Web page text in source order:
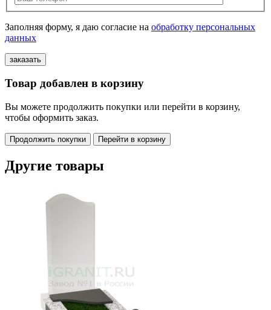
Заполняя форму, я даю согласие на обработку персональных
данных
Товар добавлен в корзину
Вы можете продолжить покупки или перейти в корзину,
чтобы оформить заказ.
Продолжить покупки Перейти в корзину
Другие товары